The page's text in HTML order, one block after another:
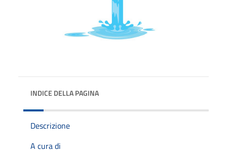
INDICE DELLA PAGINA
Descrizione
A cura di